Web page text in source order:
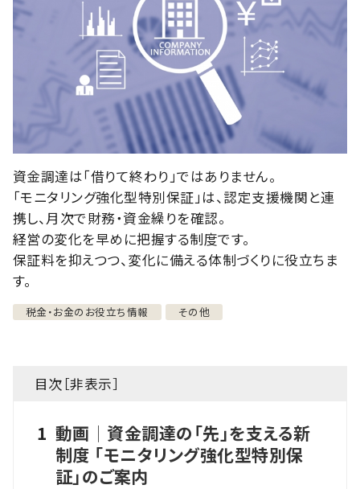
資金調達は「借りて終わり」ではありません。
「モニタリング強化型特別保証」は、認定支援機関と連
携し、月次で財務・資金繰りを確認。
経営の変化を早めに把握する制度です。
保証料を抑えつつ、変化に備える体制づくりに役立ちま
す。
税金・お金のお役立ち情報 その他
目次［非表示］
1 動画│資金調達の「先」を支える新
制度 「モニタリング強化型特別保
証」のご案内